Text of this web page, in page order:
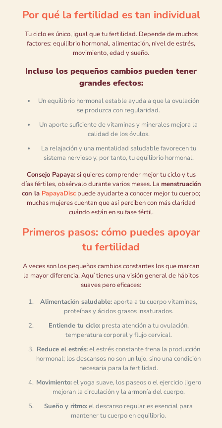
Por qué la fertilidad es tan individual
Tu ciclo es único, igual que tu fertilidad. Depende de muchos
factores: equilibrio hormonal, alimentación, nivel de estrés,
movimiento, edad y sueño.
Incluso los pequeños cambios pueden tener
grandes efectos:
Un equilibrio hormonal estable ayuda a que la ovulación
se produzca con regularidad.
Un aporte suficiente de vitaminas y minerales mejora la
calidad de los óvulos.
La relajación y una mentalidad saludable favorecen tu
sistema nervioso y, por tanto, tu equilibrio hormonal.
Consejo Papaya:si quieres comprender mejor tu ciclo y tus
días fértiles, obsérvalo durante varios meses. La menstruación
con la PapayaDisc puede ayudarte a conocer mejor tu cuerpo;
muchas mujeres cuentan que así perciben con más claridad
cuándo están en su fase fértil.
Primeros pasos: cómo puedes apoyar
tu fertilidad
A veces son los pequeños cambios constantes los que marcan
la mayor diferencia. Aquí tienes una visión general de hábitos
suaves pero eficaces:
Alimentación saludable:aporta a tu cuerpo vitaminas,
proteínas y ácidos grasos insaturados.
Entiende tu ciclo:presta atención a tu ovulación,
temperatura corporal y flujo cervical.
Reduce el estrés:el estrés constante frena la producción
hormonal; los descansos no son un lujo, sino una condición
necesaria para la fertilidad.
Movimiento:el yoga suave, los paseos o el ejercicio ligero
mejoran la circulación y la armonía del cuerpo.
Sueño y ritmo:el descanso regular es esencial para
mantener tu cuerpo en equilibrio.